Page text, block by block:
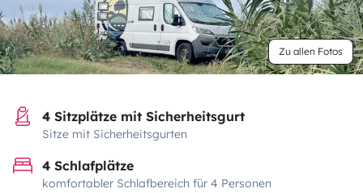
Zu allen Fotos
4 Sitzplätze mit Sicherheitsgurt
Sitze mit Sicherheitsgurten
4 Schlafplätze
komfortabler Schlafbereich für 4 Personen